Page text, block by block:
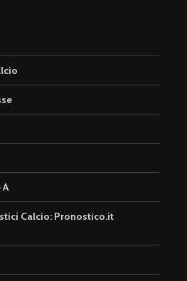
Calcio: Pronostico.it